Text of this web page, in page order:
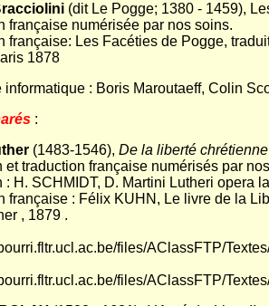
(dit Le Pogge; 1380 - 1459),
française numérisée par nos soins.
française: Les Facéties de Pogge,
1878
informatique : Boris Maroutaeff, Colin
:
(1483-1546), De la liberté chrétienne
et traduction française numérisés par
: H. SCHMIDT, D. Martini Lutheri opera
française : Félix KUHN, Le livre de la
, 1879 .
files/AClassFTP/
files/AClassFTP/